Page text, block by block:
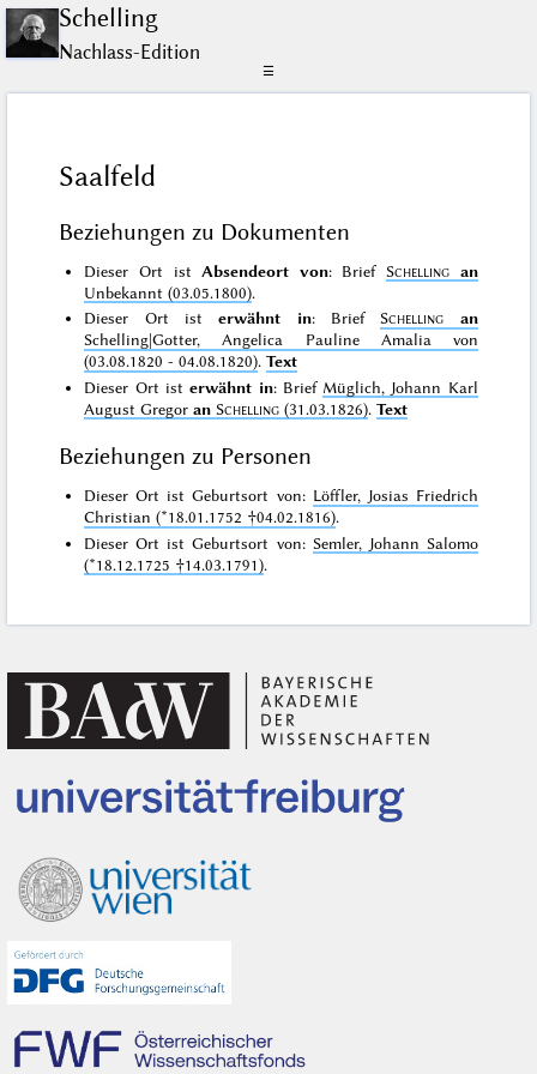
Schelling
Nachlass-Edition
☰
Saalfeld
Beziehungen zu Dokumenten
Dieser Ort ist Absendeort von: Brief Schelling an
Unbekannt (03.05.1800).
Dieser Ort isterwähnt in: BriefSchelling
an
Schelling|Gotter, Angelica Pauline Amalia von
(03.08.1820 - 04.08.1820).Text
Dieser Ort isterwähnt in: Brief Müglich, Johann Karl
August Gregoran Schelling (31.03.1826).Text
Beziehungen zu Personen
Dieser Ort ist Geburtsort von: Löffler, Josias Friedrich
Christian (*18.01.1752 †04.02.1816).
Dieser Ort ist Geburtsort von: Semler, Johann Salomo
(*18.12.1725 †14.03.1791).